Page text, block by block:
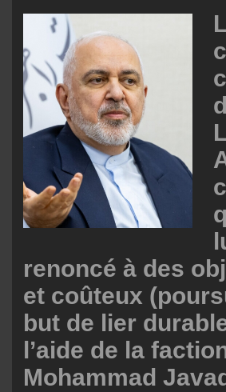
renoncé à des
et coûteux
but de lier
l’aide de la
Mohammad